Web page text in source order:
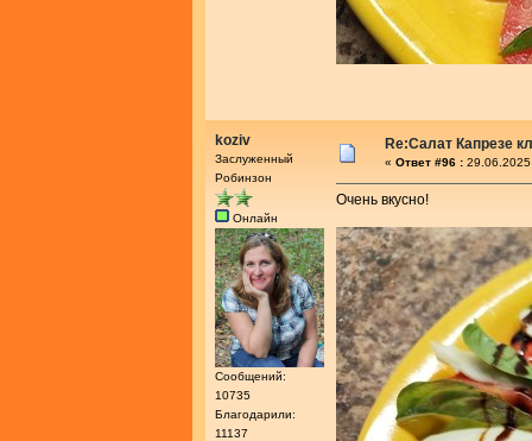
koziv
Заслуженный
Робинзон
Онлайн
Сообщений:
10735
Благодарили:
11137
Re:Салат Капрезе
« Ответ #96 :
Очень вкусно!